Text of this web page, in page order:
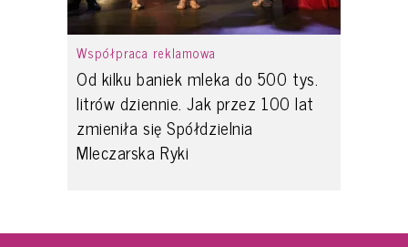
Współpraca reklamowa
Od kilku baniek mleka do 500 tys.
litrów dziennie. Jak przez 100 lat
zmieniła się Spółdzielnia
Mleczarska Ryki